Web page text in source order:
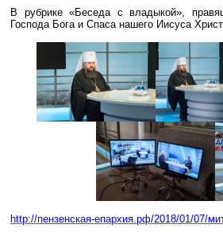
В рубрике «Беседа с владыкой»,
Господа Бога и Спаса нашего Иисуса
http://пензенская-епархия.рф/2018/01/07/